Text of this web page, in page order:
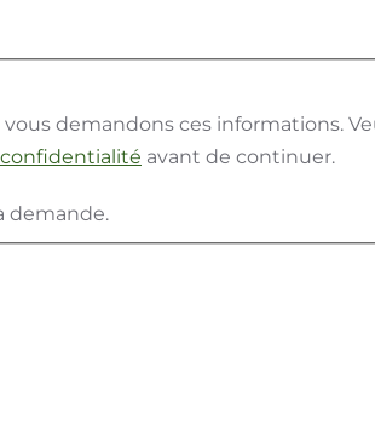
Veuillez déclarer que vous avez